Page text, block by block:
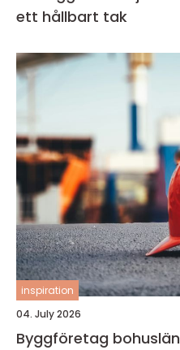
ett hållbart tak
inspiration
04. July 2026
Byggföretag bohuslän så hittar du rätt